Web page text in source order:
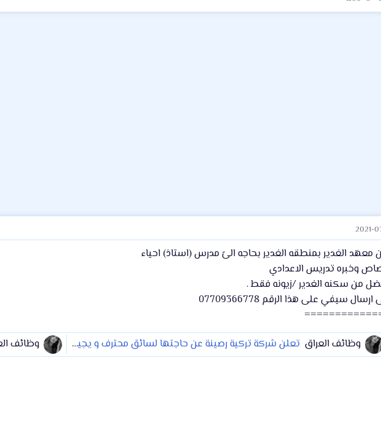
ل
2021-
معهد الغدير بمنطقه الغدير بحاجه الىً مدرس (استاذ) احياء
وخبره تدريس الاعدادي
من سكنه الغدير /زيونه فقط .
سيفي على هذا الرقم 07709366778
وظائف العراق تعلن شركة تركية رصينة عن حاجتها لسائق محترف و يجيد اللغة التركية بطلاقة متفرغ للعمل و أن يلتزم بالعمل مع الكادر لفترة سنتين الراتب مجزي ويحدد اثناء وظائف